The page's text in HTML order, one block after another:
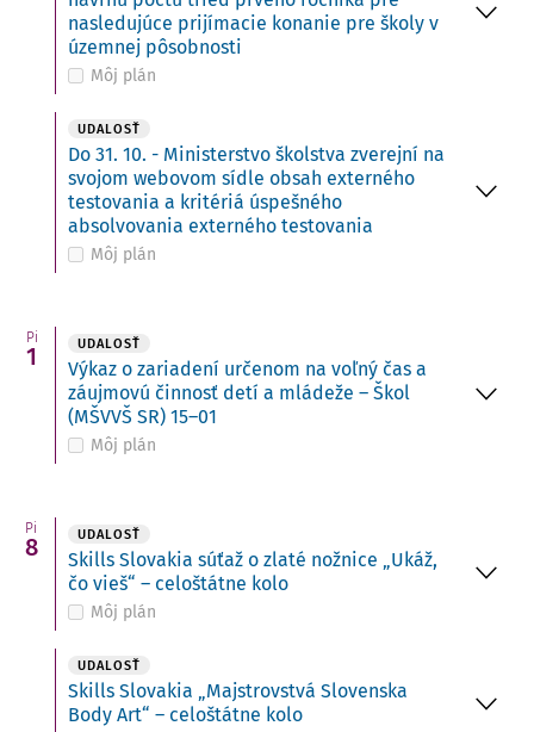
nasledujúce prijímacie konanie pre školy v
územnej pôsobnosti
Môj plán
UDALOSŤ
Do 31. 10. - Ministerstvo školstva zverejní na
svojom webovom sídle obsah externého
testovania a kritériá úspešného
absolvovania externého testovania
Môj plán
Pi
1 UDALOSŤ
Výkaz o zariadení určenom na voľný čas a
záujmovú činnosť detí a mládeže – Škol
(MŠVVŠ SR) 15–01
Môj plán
Pi
8 UDALOSŤ
Skills Slovakia súťaž o zlaté nožnice „Ukáž,
čo vieš“ – celoštátne kolo
Môj plán
UDALOSŤ
Skills Slovakia „Majstrovstvá Slovenska
Body Art“ – celoštátne kolo